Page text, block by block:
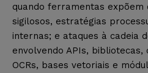
quando ferramentas expõem
sigilosos, estratégias
internas; e ataques à cadeia
envolvendo APIs, bibliotecas,
OCRs, bases vetoriais e